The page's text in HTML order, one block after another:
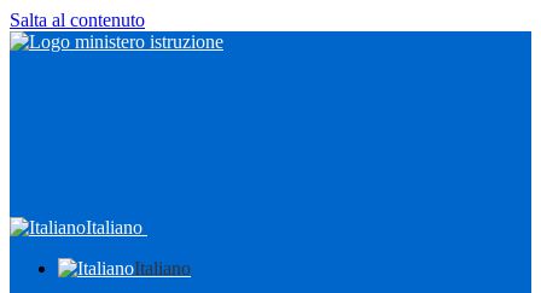
Salta al contenuto
Italiano
Italiano